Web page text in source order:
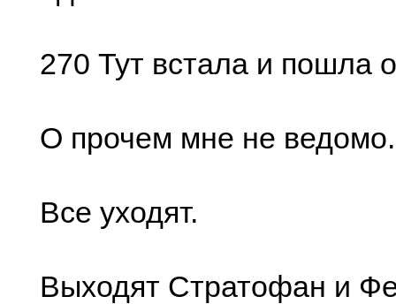
270 Тут встала и пошла
О прочем мне не
Все уходят.
Выходят Стратофан и